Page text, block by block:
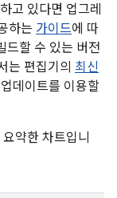
고 있다면 업그레
하는 가이드에 따
드할 수 있는 버전
는 편집기의 최신
데이트를 이용할
약한 차트입니